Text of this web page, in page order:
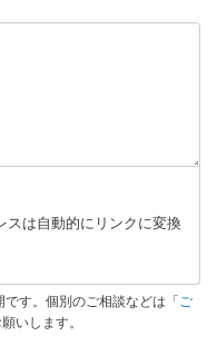
スは自動的にリンクに変換
す。個別のご相談などは「 ご
いします。